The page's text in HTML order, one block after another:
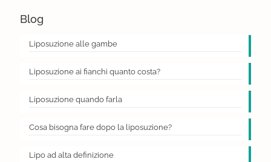
Blog
Liposuzione alle gambe
Liposuzione ai fianchi quanto costa?
Liposuzione quando farla
Cosa bisogna fare dopo la liposuzione?
Lipo ad alta definizione